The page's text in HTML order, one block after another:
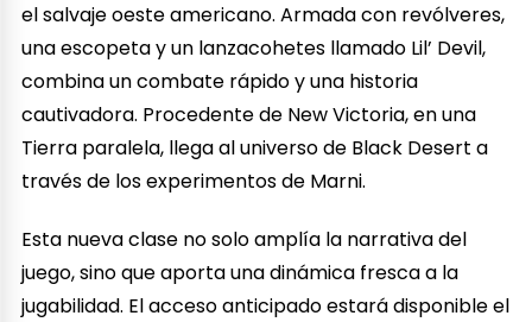
el salvaje oeste americano. Armada con revólveres,
una escopeta y un lanzacohetes llamado Lil’ Devil,
combina un combate rápido y una historia
cautivadora. Procedente de New Victoria, en una
Tierra paralela, llega al universo de Black Desert a
través de los experimentos de Marni.
Esta nueva clase no solo amplía la narrativa del
juego, sino que aporta una dinámica fresca a la
jugabilidad. El acceso anticipado estará disponible el